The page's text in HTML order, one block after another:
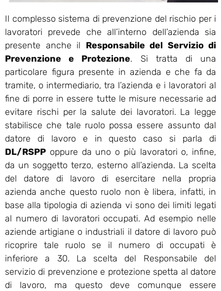
Il complesso sistema di prevenzione del rischio per i
lavoratori prevede che all’interno dell’azienda sia
presente anche il Responsabile del Servizio di
Prevenzione e Protezione. Si tratta di una
particolare figura presente in azienda e che fa da
tramite, o intermediario, tra l’azienda e i lavoratori al
fine di porre in essere tutte le misure necessarie ad
evitare rischi per la salute dei lavoratori. La legge
stabilisce che tale ruolo possa essere assunto dal
datore di lavoro e in questo caso si parla di
DL/RSPP oppure da uno o più lavoratori o, infine,
da un soggetto terzo, esterno all’azienda. La scelta
del datore di lavoro di esercitare nella propria
azienda anche questo ruolo non è libera, infatti, in
base alla tipologia di azienda vi sono dei limiti legati
al numero di lavoratori occupati. Ad esempio nelle
aziende artigiane o industriali il datore di lavoro può
ricoprire tale ruolo se il numero di occupati è
inferiore a 30. La scelta del Responsabile del
servizio di prevenzione e protezione spetta al datore
di lavoro, ma questo deve comunque essere